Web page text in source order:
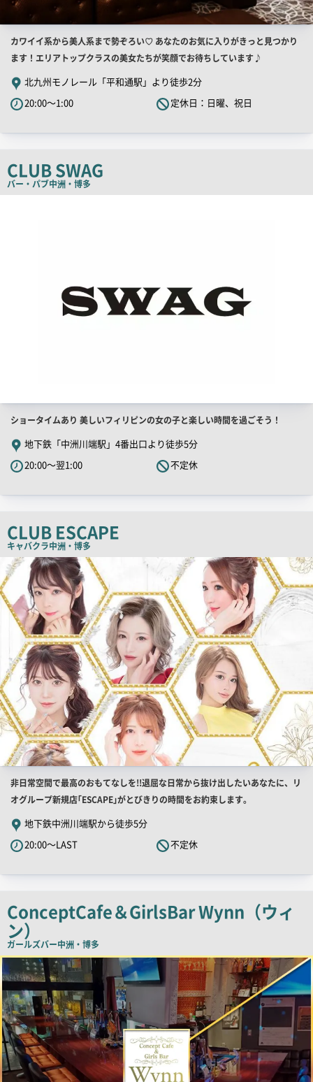
店
舗
PR
キ
ャ
ピ
カワイイ系から美人系まで勢ぞろい♡ あなたのお気に入りがきっと見つかり
ます！エリアトップクラスの美女たちが笑顔でお待ちしています♪
北九州モノレール「平和通駅」より徒歩2分
20:00～1:00
定休日：日曜、祝日
CLUB SWAG
バー・パブ中洲・博多
店
店
舗
PR
キ
コ
ピ
ー
ショータイムあり 美しいフィリピンの女の子と楽しい時間を過ごそう！
地下鉄「中洲川端駅」4番出口より徒歩5分
20:00～翌1:00
不定休
CLUB ESCAPE
キャバクラ中洲・博多
店
舗
PR
画
像
店
舗
PR
キ
ャ
ピ
ー
非日常空間で最高のおもてなしを!!退屈な日常から抜け出したいあなたに、リ
オグループ新規店｢ESCAPE｣がとびきりの時間をお約束します。
地下鉄中洲川端駅から徒歩5分
20:00～LAST
不定休
ConceptCafe＆GirlsBar Wynn（ウィ
ン）
ガールズバー中洲・博多
店
舗
PR
画
像